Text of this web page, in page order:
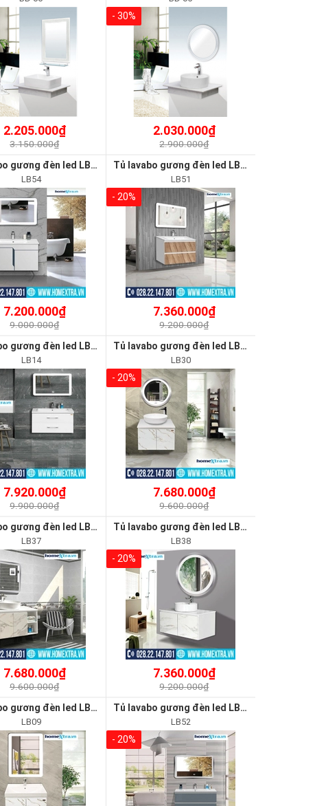
2.205.000₫
3.150.000₫
- 30%
2.030.000₫
2.900.000₫
Tủ lavabo gương đèn led LB54
LB54
7.200.000₫
9.000.000₫
Tủ lavabo gương đèn led LB51
LB51
- 20%
7.360.000₫
9.200.000₫
Tủ lavabo gương đèn led LB14
LB14
7.920.000₫
9.900.000₫
Tủ lavabo gương đèn led LB30
LB30
- 20%
7.680.000₫
9.600.000₫
Tủ lavabo gương đèn led LB37
LB37
7.680.000₫
9.600.000₫
Tủ lavabo gương đèn led LB38
LB38
- 20%
7.360.000₫
9.200.000₫
Tủ lavabo gương đèn led LB09
LB09
Tủ lavabo gương đèn led LB52
LB52
- 20%